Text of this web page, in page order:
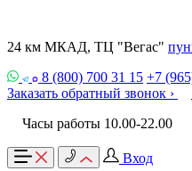
24 км МКАД, ТЦ "Вегас"
8 (800) 700 31 15 +7
Заказать обратный звонок ›
Часы работы 10.00-22.00
Вход